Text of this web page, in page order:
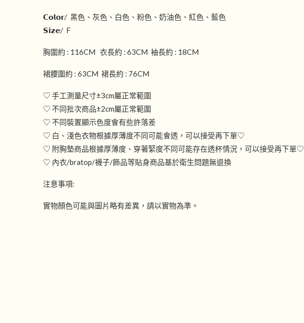
𝗖𝗼𝗹𝗼𝗿/ 黑色、灰色、白色、粉色、奶油色、紅色、藍色
𝗦𝗶𝘇𝗲/ F
胸圍約 : 116CM 衣長約 : 63CM 袖長約 : 18CM
裙腰圍約 : 63CM 裙長約 : 76CM
♡ 手工測量尺寸±3cm屬正常範圍
♡ 不同批次商品±2cm屬正常範圍
♡ 不同裝置顯示色度會有些許落差
♡ 白、淺色衣物根據厚薄度不同可能會透，可以接受再下單♡
♡ 附胸墊商品根據厚薄度、穿著緊度不同可能存在透杯情況，可以接受再下單♡
♡ 內衣/bratop/襪子/飾品等貼身商品基於衛生問題無退換
注意事項:
實物顏色可能與圖片略有差異，請以實物為準。